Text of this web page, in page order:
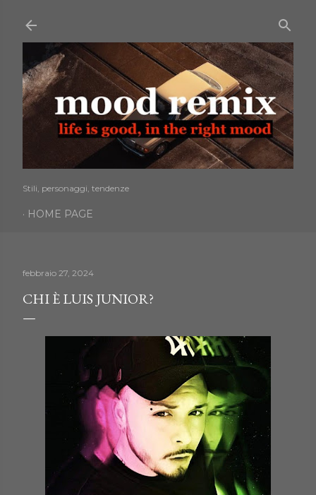
Stili, personaggi, tendenze
HOME PAGE
febbraio 27, 2024
CHI È LUIS JUNIOR?